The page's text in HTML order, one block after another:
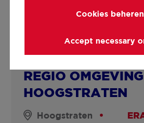
REGIO OMGEVING
HOOGSTRATEN
Hoogstraten
Cookies beheren
Accept necessary